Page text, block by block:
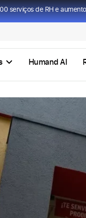
serviços de RH e
Humand AI